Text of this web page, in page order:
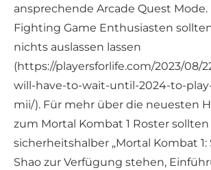
ansprechende Arcade Quest Mode.
Fighting Game Enthusiasten
nichts auslassen lassen
(https://playersforlife.com/2023/08/
will-have-to-wait-until-2024-to-
mii/). Für mehr über die neuesten
zum Mortal Kombat 1 Roster sollten
sicherheitshalber „Mortal Kombat 1:
Shao zur Verfügung stehen,